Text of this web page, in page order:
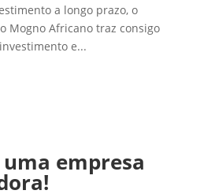
a longo prazo, o
Mogno Africano traz consigo
e...
empresa